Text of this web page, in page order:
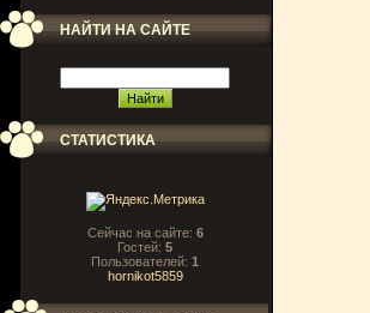
НАЙТИ НА САЙТЕ
СТАТИСТИКА
Сейчас на сайте: 6
Гостей: 5
Пользователей: 1
hornikot5859